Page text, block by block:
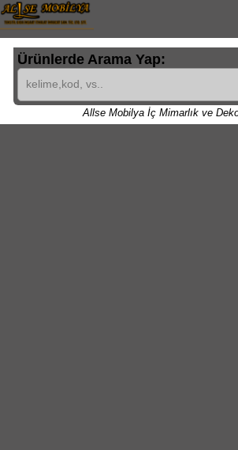
Ürünlerde Arama Yap:
Allse Mobilya İç Mimarlık ve